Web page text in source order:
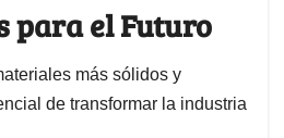
para el Futuro
más sólidos y
de transformar la industria